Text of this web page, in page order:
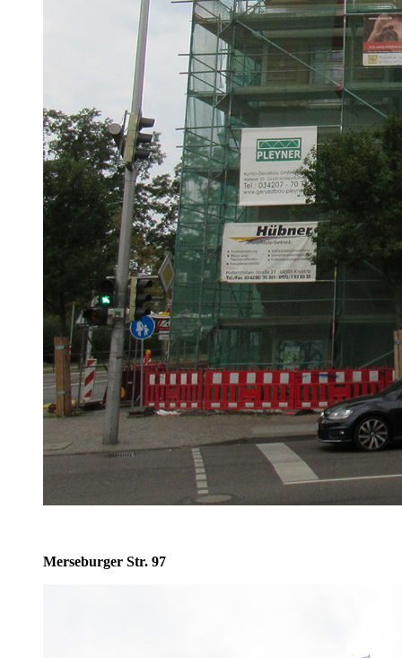
Merseburger Str. 97